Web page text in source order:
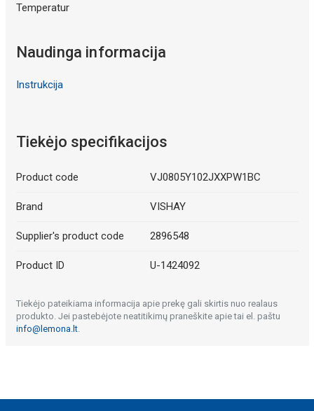
Temperatur
Naudinga informacija
Instrukcija
Tiekėjo specifikacijos
Product code VJ0805Y102JXXPW1BC
Brand VISHAY
Supplier's product code 2896548
Product ID U-1424092
Tiekėjo pateikiama informacija apie prekę gali skirtis nuo realaus
produkto. Jei pastebėjote neatitikimų praneškite apie tai el. paštu
info@lemona.lt.